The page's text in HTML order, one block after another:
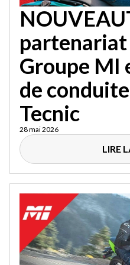
Groupe MI
de
Tecnic
28 mai 2026
LIRE